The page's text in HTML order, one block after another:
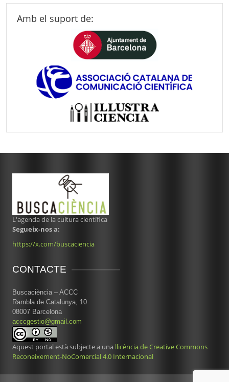
Amb el suport de:
L'agenda de la cultura científica
Segueix-nos a:
https://x.com/buscaciencia
CONTACTE
Buscaciència – ACCC
Rambla de Catalunya, 10
08007 Barcelona
acccgestio@gmail.com
Aquest portal està subjecte a una llicència de Creative Commons
Reconeixement-NoComercial 4.0 Internacional